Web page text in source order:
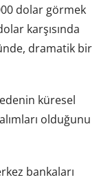
dolar görmek
karşısında
dramatik bir
küresel
olduğunu
bankaları